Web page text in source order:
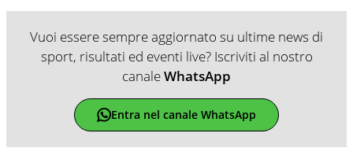
Vuoi essere sempre aggiornato su ultime news di
sport, risultati ed eventi live? Iscriviti al nostro
canaleWhatsApp
Entra nel canale WhatsApp